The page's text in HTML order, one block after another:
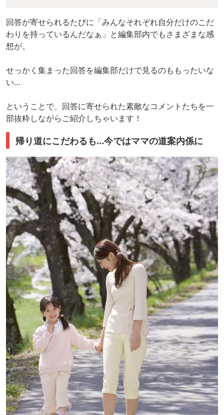
回答が寄せられるたびに「みんなそれぞれ自分だけのこだ
わりを持っているんだなぁ」と編集部内でもさまざまな感
想が。
せっかく集まった回答を編集部だけで見るのももったいな
い…
ということで、回答に寄せられた素敵なコメントたちを一
部抜粋しながらご紹介しちゃいます！
帰り道にこだわるも…今ではママの道案内係に